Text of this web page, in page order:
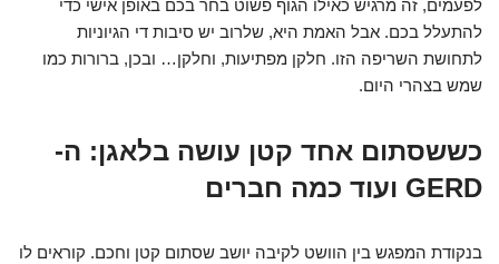
לפעמים, זה מרגיש כאילו הגוף פשוט בחר בכם באופן אישי כדי
להתעלל בכם. אבל האמת היא, שלרוב יש סיבות די הגיוניות
לתחושת השריפה הזו. חלקן מפתיעות, וחלקן… ובכן, ברורות כמו
שמש בצהרי היום.
כששסתום אחד קטן עושה בלאגן: ה-
GERD ועוד כמה חברים
בנקודת המפגש בין הוושט לקיבה יושב שסתום קטן וחכם. קוראים לו